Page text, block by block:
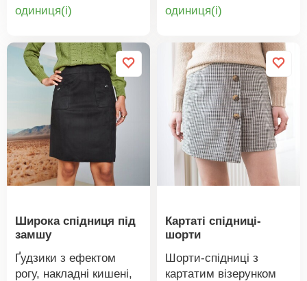
Прихована блискавка
oдиниця(і)
М'яка штучна замша.
Фігурна талія.
Передній крій з 2
накладними кишенями
та ґудзиком. Виточки
ззаду. Прихована
блискавка посередині
спинки. Необроблений
поділ. Можна прати в
пральній машині.
oдиниця(і)
Широка спідниця під
замшу
Ґудзики з ефектом
рогу, накладні кишені,
Картаті спідниці-
шорти
Шорти-спідниці з
картатим візерунком